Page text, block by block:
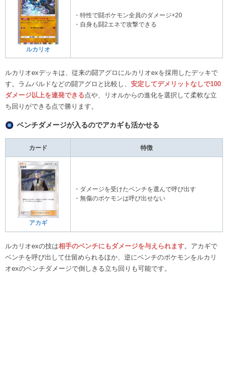
ルカリオ
・特性で闘ポケモン全員のダメージ+20
・自身も闘2エネで攻撃できる
ルカリオexデッキは、従来の闘アグロにルカリオexを採用したデッキで
す。ラムパルドなどの闘アグロと比較し、 安定してデメリットなしで100
ダメージ以上を連発できる 点や、リオルからの進化を選択して柔軟な立
ち回りができる点で勝ります。
ベンチダメージが入るのでアカギも活かせる
カード 特徴
アカギ
・ダメージを受けたベンチを選んで呼び出す
・無傷のポケモンは呼び出せない
ルカリオexの技は相手のベンチにもダメージを与えられます。アカギで
ベンチを呼び出して仕留められるほか、逆にベンチのポケモンをルカリ
オexのベンチダメージで倒しきる立ち回りも可能です。